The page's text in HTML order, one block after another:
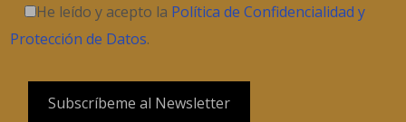
He leído y acepto la Política de Confidencialidad y
Protección de Datos.